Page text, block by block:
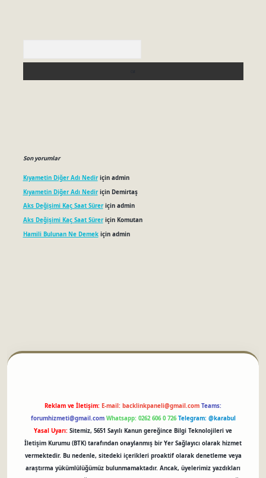
Son yorumlar
Kıyametin Diğer Adı Nediriçin admin
Kıyametin Diğer Adı Nediriçin Demirtaş
Aks Değişimi Kaç Saat Süreriçin admin
Aks Değişimi Kaç Saat Süreriçin Komutan
Hamili Bulunan Ne Demekiçin admin
Reklam ve İletişim: E-mail: backlinkpaneli@gmail.com Teams:
forumhizmeti@gmail.com Whatsapp: 0262 606 0 726 Telegram: @karabul
Yasal Uyarı: Sitemiz, 5651 Sayılı Kanun gereğince Bilgi Teknolojileri ve
İletişim Kurumu (BTK) tarafından onaylanmış bir Yer Sağlayıcı olarak hizmet
vermektedir. Bu nedenle, sitedeki içerikleri proaktif olarak denetleme veya
araştırma yükümlülüğümüz bulunmamaktadır. Ancak, üyelerimiz yazdıkları